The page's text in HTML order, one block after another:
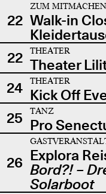
22
ZUM MITMACHEN
Walk-in
22
THEATER
Theater
24
THEATER
Kick Off
25
TANZ
Pro
26 Explora
Bord?! –
Solarboot